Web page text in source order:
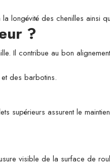
longévité des chenilles ainsi
?
Il contribue au bon
des barbotins.
supérieurs assurent le
visible de la surface de